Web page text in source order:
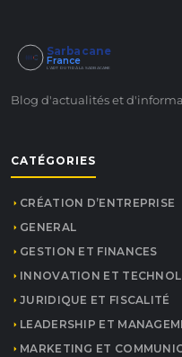
Sarbacane
France
L'ART DU TIR À LA SARBACANE
Blog d'actualités et
CATÉGORIES
CRÉATION D’ENTREPRISE
GENERAL
GESTION ET FINANCES
INNOVATION ET
JURIDIQUE ET FISCALITÉ
LEADERSHIP ET
MARKETING ET